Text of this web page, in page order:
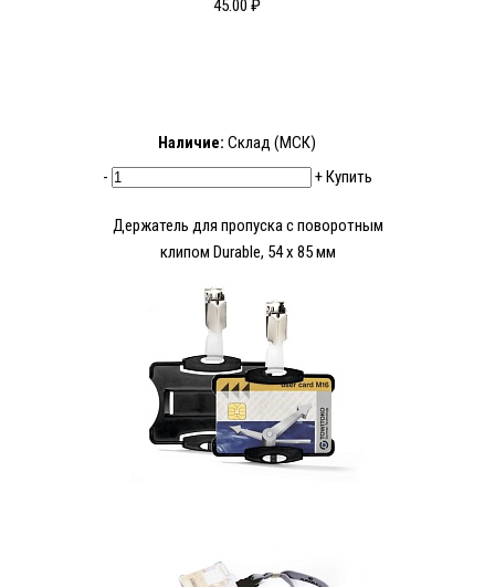
45.00 ₽
Наличие: Склад (МСК)
-
+Купить
Держатель для пропуска с поворотным
клипом Durable, 54 x 85 мм